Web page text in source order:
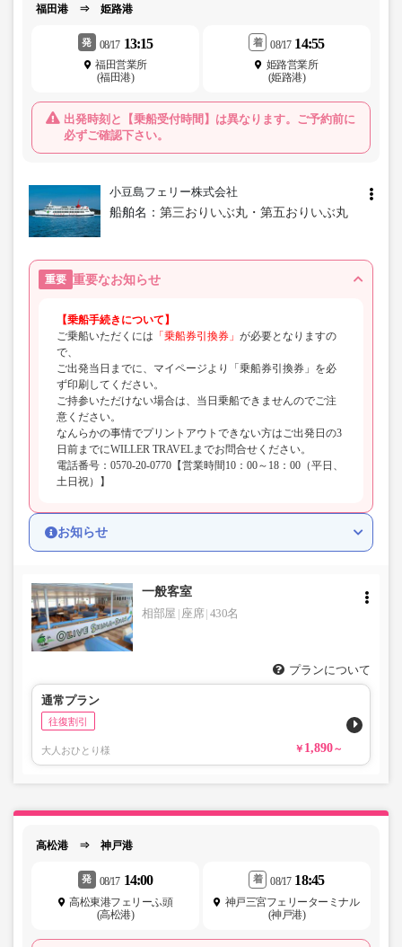
福田港 ⇒ 姫路港
発 08/17 13:15
福田営業所
(福田港)
出発時刻と【乗船受付時間】は異なります。ご予約前に
必ずご確認下さい。
着 08/17 14:55
姫路営業所
(姫路港)
小豆島フェリー株式会社
船舶名： 第三おりいぶ丸・第五おりいぶ丸
重要 重要なお知らせ
【乗船手続きについて】
ご乗船いただくには 「乗船券引換券」 が必要となりますの
で、
ご出発当日までに、マイページより「乗船券引換券」を必
ず印刷してください。
ご持参いただけない場合は、当日乗船できませんのでご注
意ください。
なんらかの事情でプリントアウトできない方はご出発日の3
日前までにWILLER TRAVELまでお問合せください。
電話番号：0570-20-0770【営業時間10：00～18：00（平日、
土日祝）】
お知らせ
一般客室
相部屋 座席 430名
プランについて
通常プラン
往復割引
大人おひとり様 1,890
高松港 ⇒ 神戸港
発 08/17 14:00
高松東港フェリーふ頭
(高松港)
着 08/17 18:45
神戸三宮フェリーターミナル
(神戸港)